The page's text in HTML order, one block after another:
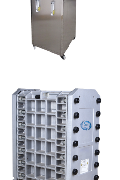
全封闭EDI超纯水处理设
备